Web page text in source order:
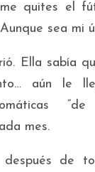
quites el
sea mi
Ella sabía
aún le
“de
mes.
después de